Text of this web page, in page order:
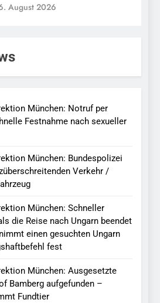
August 2026
München: Notruf per
Festnahme nach sexueller
München: Bundespolizei
Verkehr /
München: Schneller
die Reise nach Ungarn beendet
einen gesuchten Ungarn
fest
München: Ausgesetzte
Bamberg aufgefunden –
Fundtier